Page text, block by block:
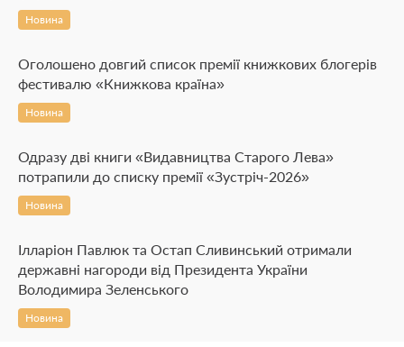
Новина
Оголошено довгий список премії книжкових блогерів
фестивалю «Книжкова країна»
Новина
Одразу дві книги «Видавництва Старого Лева»
потрапили до списку премії «Зустріч-2026»
Новина
Ілларіон Павлюк та Остап Сливинський отримали
державні нагороди від Президента України
Володимира Зеленського
Новина